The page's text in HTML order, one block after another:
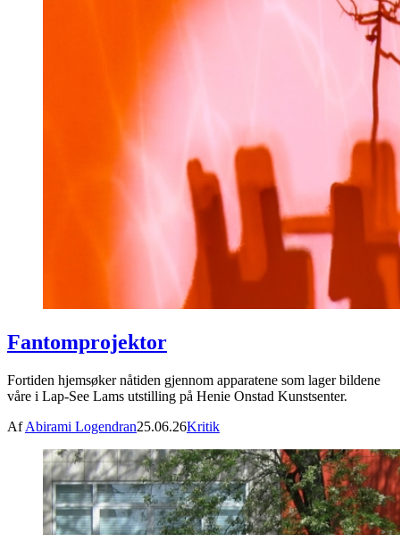
Fantomprojektor
Fortiden hjemsøker nåtiden gjennom apparatene som lager bildene
våre i Lap-See Lams utstilling på Henie Onstad Kunstsenter.
AfAbirami Logendran25.06.26Kritik